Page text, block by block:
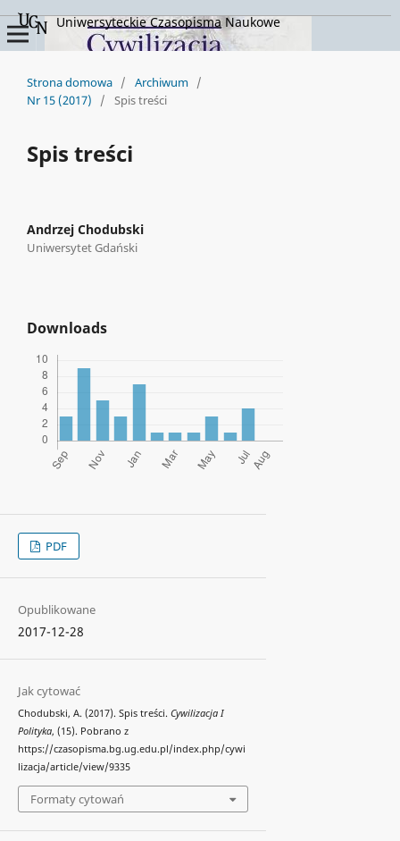
Uniwersyteckie Czasopisma Naukowe
Strona domowa / Archiwum /
Nr 15 (2017)
/ Spis treści
Spis treści
Andrzej Chodubski
Uniwersytet Gdański
Downloads
PDF
Opublikowane
2017-12-28
Jak cytować
Chodubski, A. (2017). Spis treści. Cywilizacja I
Polityka, (15). Pobrano z
https://czasopisma.bg.ug.edu.pl/index.php/cywi
lizacja/article/view/9335
Formaty cytowań